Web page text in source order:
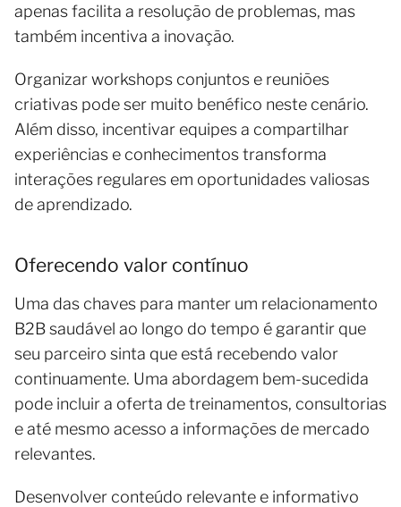
apenas facilita a resolução de problemas, mas
também incentiva a inovação.
Organizar workshops conjuntos e reuniões
criativas pode ser muito benéfico neste cenário.
Além disso, incentivar equipes a compartilhar
experiências e conhecimentos transforma
interações regulares em oportunidades valiosas
de aprendizado.
Oferecendo valor contínuo
Uma das chaves para manter um relacionamento
B2B saudável ao longo do tempo é garantir que
seu parceiro sinta que está recebendo valor
continuamente. Uma abordagem bem-sucedida
pode incluir a oferta de treinamentos, consultorias
e até mesmo acesso a informações de mercado
relevantes.
Desenvolver conteúdo relevante e informativo